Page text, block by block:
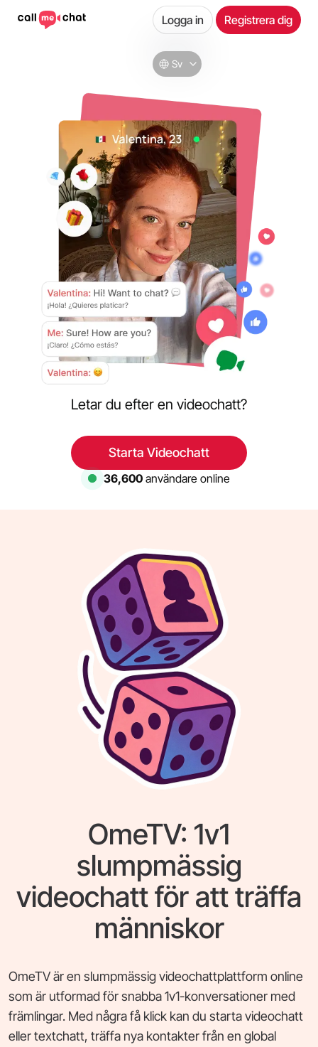
Sv
Logga in Registrera dig
Letar du efter en videochatt?
Starta Videochatt
35,947användare online
OmeTV: 1v1
slumpmässig
videochatt för att träffa
människor
OmeTV är en slumpmässig videochattplattform online
som är utformad för snabba 1v1-konversationer med
främlingar. Med några få klick kan du starta videochatt
eller textchatt, träffa nya kontakter från en global